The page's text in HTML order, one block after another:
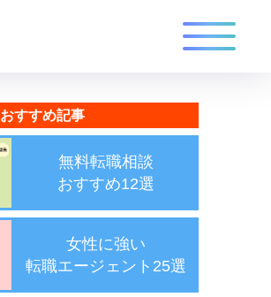
おすすめ記事
無料転職相談
おすすめ12選
女性に強い
転職エージェント25選